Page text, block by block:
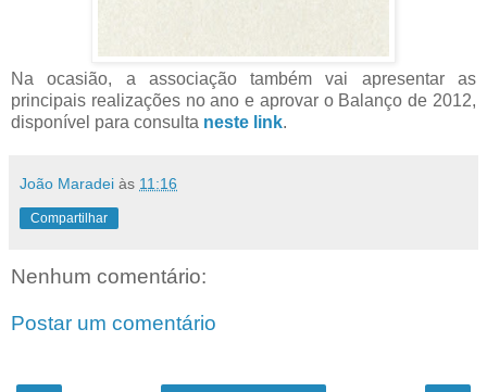
Na ocasião, a associação também vai apresentar as
principais realizações no ano e aprovar o Balanço de 2012,
disponível para consulta neste link.
João Maradei às 11:16
Compartilhar
Nenhum comentário:
Postar um comentário